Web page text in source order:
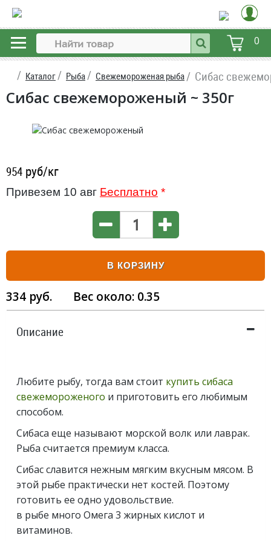
0
Каталог Рыба Свежемороженая рыба Сибас
Сибас свежемороженый ~ 350г
954 руб/кг
Привезем 10 авг Бесплатно *
В КОРЗИНУ
334 руб. Вес около: 0.35
Описание
Любите рыбу, тогда вам стоит купить сибаса
свежемороженого и приготовить его любимым
способом.
Сибаса еще называют морской волк или лаврак.
Рыба считается премиум класса.
Сибас славится нежным мягким вкусным мясом. В
этой рыбе практически нет костей. Поэтому
готовить ее одно удовольствие.
в рыбе много Омега 3 жирных кислот и
витаминов.